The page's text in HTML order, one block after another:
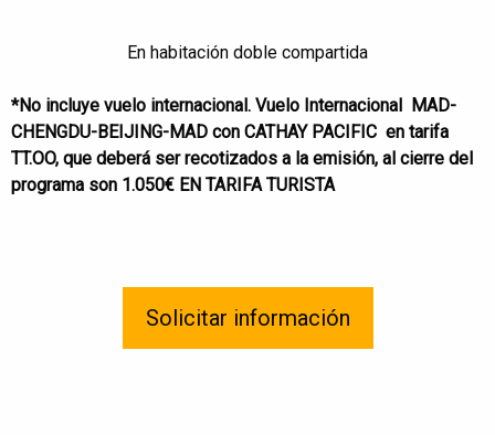
En habitación doble compartida
*No incluye vuelo internacional. Vuelo Internacional MAD-
CHENGDU-BEIJING-MAD con CATHAY PACIFIC en tarifa
TT.OO, que deberá ser recotizados a la emisión, al cierre del
programa son 1.050€ EN TARIFA TURISTA
Solicitar información